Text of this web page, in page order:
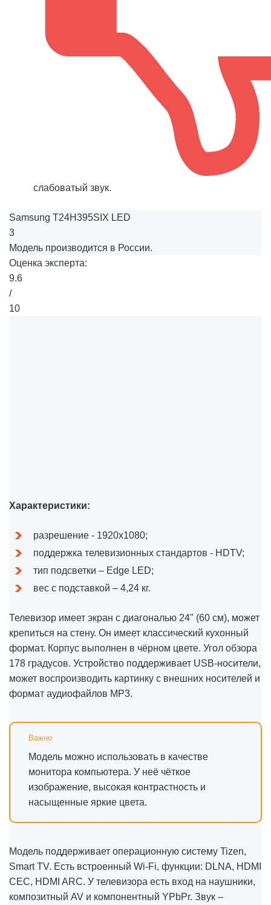
слабоватый звук.
Samsung T24H395SIX LED
3
Модель производится в России.
Оценка эксперта:
9.6
/
10
Характеристики:
разрешение - 1920х1080;
поддержка телевизионных стандартов - HDTV;
тип подсветки – Edge LED;
вес с подставкой – 4,24 кг.
Телевизор имеет экран с диагональю 24" (60 см), может
крепиться на стену. Он имеет классический кухонный
формат. Корпус выполнен в чёрном цвете. Угол обзора
178 градусов. Устройство поддерживает USB-носители,
может воспроизводить картинку с внешних носителей и
формат аудиофайлов MP3.
Модель можно использовать в качестве
монитора компьютера. У неё чёткое
изображение, высокая контрастность и
насыщенные яркие цвета.
Модель поддерживает операционную систему Tizen,
Smart TV. Есть встроенный Wi-Fi, функции: DLNA, HDMI
CEC, HDMI ARC. У телевизора есть вход на наушники,
композитный AV и компонентный YPbPr. Звук –